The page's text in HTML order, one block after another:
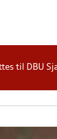
til DBU